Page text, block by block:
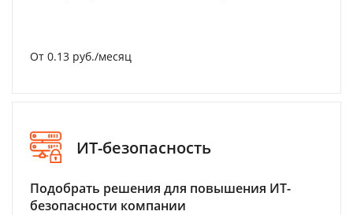
От 0.13 руб./месяц
ИТ-безопасность
Подобрать решения для повышения ИТ-
безопасности компании